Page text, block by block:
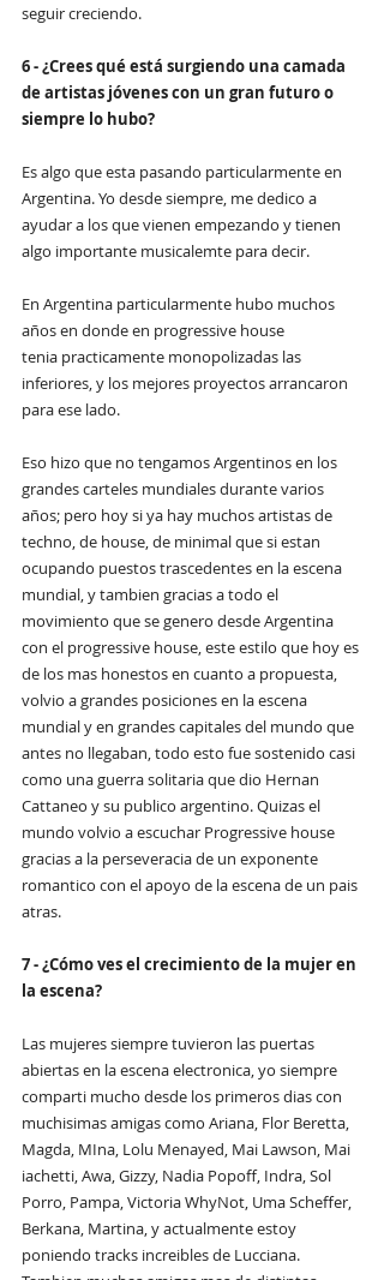
seguir creciendo.
6 - ¿Crees qué está surgiendo una camada
de artistas jóvenes con un gran futuro o
siempre lo hubo?
Es algo que esta pasando particularmente en
Argentina. Yo desde siempre, me dedico a
ayudar a los que vienen empezando y tienen
algo importante musicalemte para decir.
En Argentina particularmente hubo muchos
años en donde en progressive house
tenia practicamente monopolizadas las
inferiores, y los mejores proyectos arrancaron
para ese lado.
Eso hizo que no tengamos Argentinos en los
grandes carteles mundiales durante varios
años; pero hoy si ya hay muchos artistas de
techno, de house, de minimal que si estan
ocupando puestos trascedentes en la escena
mundial, y tambien gracias a todo el
movimiento que se genero desde Argentina
con el progressive house, este estilo que hoy es
de los mas honestos en cuanto a propuesta,
volvio a grandes posiciones en la escena
mundial y en grandes capitales del mundo que
antes no llegaban, todo esto fue sostenido casi
como una guerra solitaria que dio Hernan
Cattaneo y su publico argentino. Quizas el
mundo volvio a escuchar Progressive house
gracias a la perseveracia de un exponente
romantico con el apoyo de la escena de un pais
atras.
7 - ¿Cómo ves el crecimiento de la mujer en
la escena?
Las mujeres siempre tuvieron las puertas
abiertas en la escena electronica, yo siempre
comparti mucho desde los primeros dias con
muchisimas amigas como Ariana, Flor Beretta,
Magda, MIna, Lolu Menayed, Mai Lawson, Mai
iachetti, Awa, Gizzy, Nadia Popoff, Indra, Sol
Porro, Pampa, Victoria WhyNot, Uma Scheffer,
Berkana, Martina, y actualmente estoy
poniendo tracks increibles de Lucciana.